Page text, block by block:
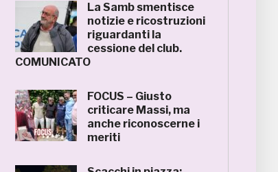
La Samb smentisce
notizie e ricostruzioni
riguardanti la
cessione del club.
COMUNICATO
FOCUS – Giusto
criticare Massi, ma
anche riconoscerne i
meriti